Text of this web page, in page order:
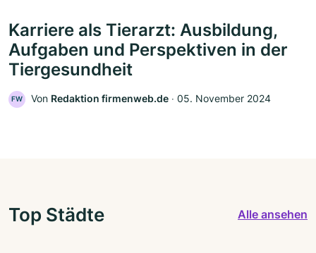
Karriere als Tierarzt: Ausbildung,
Aufgaben und Perspektiven in der
Tiergesundheit
FW Von Redaktion firmenweb.de ‧ 05. November 2024
Top Städte Alle ansehen